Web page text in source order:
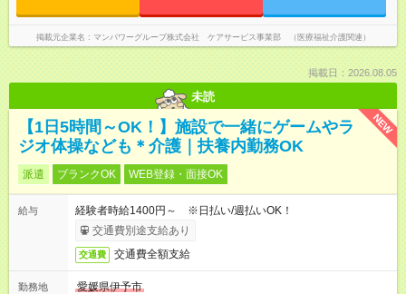
掲載元企業名 マンパワーグループ株式会社 ケアサービス事業部 （医療福祉介護関連）
掲載日：2026.08.05
未読
NEW
【1日5時間～OK！】施設で一緒にゲームやラ
ジオ体操なども＊介護｜扶養内勤務OK
派遣 ブランクOK WEB登録・面接OK
給与
経験者時給1400円～ ※日払い/週払いOK！
交通費別途支給あり
交通費 交通費全額支給
勤務地
愛媛県伊予市